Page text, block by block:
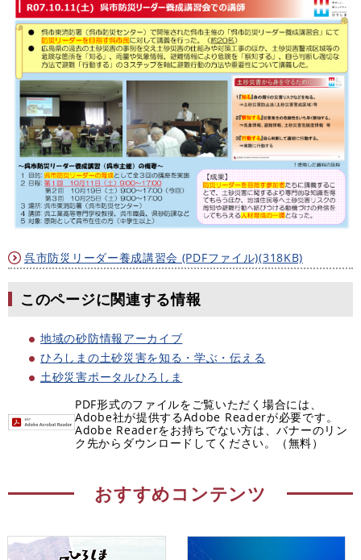
呉市防災リーダー養成講習会 (PDFファイル)(318KB)
このページに関連する情報
地域の砂防情報アーカイブ
ひろしまの土砂災害を知る・学ぶ・伝える
土砂災害ポータルひろしま
PDF形式のファイルをご覧いただく場合には、
Adobe社が提供するAdobe Readerが必要です。
Adobe Readerをお持ちでない方は、バナーのリン
ク先からダウンロードしてください。（無料）
おすすめコンテンツ